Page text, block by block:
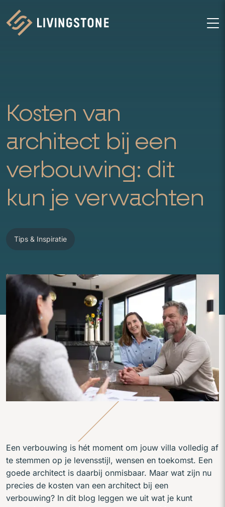
Homepage
Kosten van
architect bij een
verbouwing: dit
kun je verwachten
Tips & Inspiratie
Een verbouwing is hét moment om jouw villa volledig af
te stemmen op je levensstijl, wensen en toekomst. Een
goede architect is daarbij onmisbaar. Maar wat zijn nu
precies de kosten van een architect bij een
verbouwing? In dit blog leggen we uit wat je kunt